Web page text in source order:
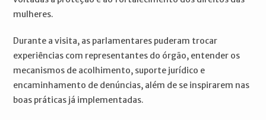
mulheres.
Durante a visita, as parlamentares puderam trocar
experiências com representantes do órgão, entender os
mecanismos de acolhimento, suporte jurídico e
encaminhamento de denúncias, além de se inspirarem nas
boas práticas já implementadas.